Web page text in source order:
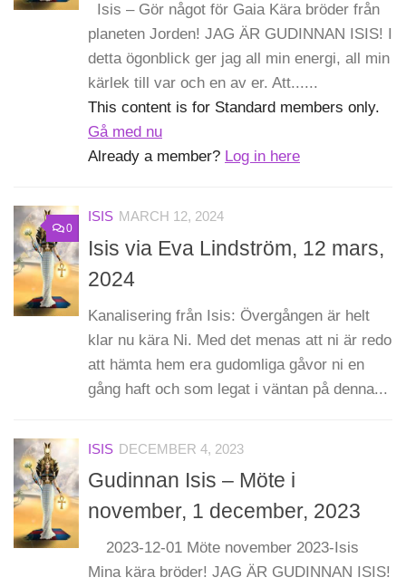
Isis – Gör något för Gaia Kära bröder från
planeten Jorden! JAG ÄR GUDINNAN ISIS! I
detta ögonblick ger jag all min energi, all min
kärlek till var och en av er. Att......
This content is for Standard members only.
Gå med nu
Already a member? Log in here
0
ISIS MARCH 12, 2024
Isis via Eva Lindström, 12 mars,
2024
Kanalisering från Isis: Övergången är helt
klar nu kära Ni. Med det menas att ni är redo
att hämta hem era gudomliga gåvor ni en
gång haft och som legat i väntan på denna...
ISIS DECEMBER 4, 2023
Gudinnan Isis – Möte i
november, 1 december, 2023
2023-12-01 Möte november 2023-Isis
Mina kära bröder! JAG ÄR GUDINNAN ISIS!